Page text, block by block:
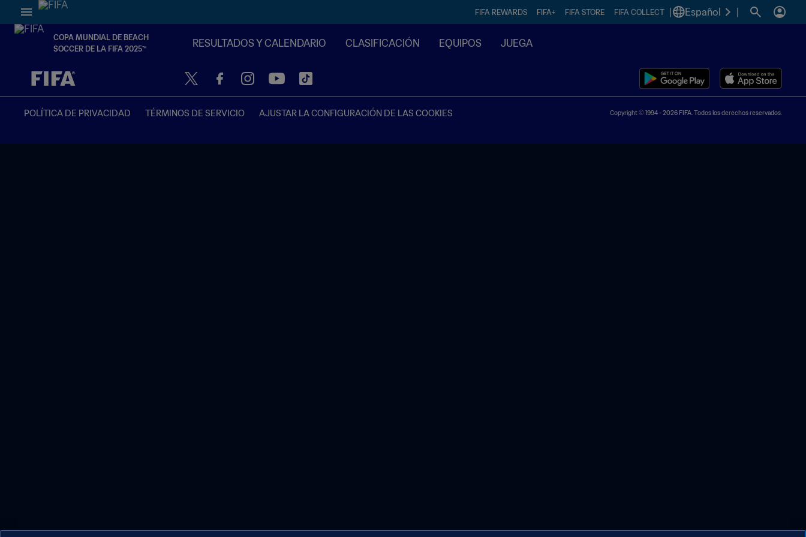
FIFA REWARDS FIFA+ FIFA STORE FIFA COLLECT Español
COPA MUNDIAL DE BEACH
SOCCER DE LA FIFA 2025™
RESULTADOS Y CALENDARIO CLASIFICACIÓN EQUIPOS JUEGA
{equipoLocal} - {equipoVisitante}
POLÍTICA DE PRIVACIDAD TÉRMINOS DE SERVICIO AJUSTAR LA CONFIGURACIÓN DE LAS COOKIES Copyright © 1994 - 2026 FIFA. Todos los derechos reservados.